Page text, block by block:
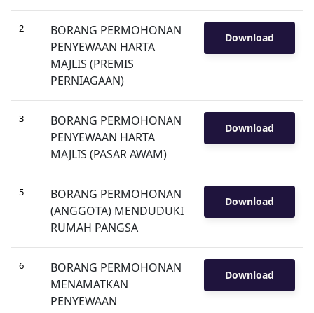
2
BORANG PERMOHONAN
PENYEWAAN HARTA
MAJLIS (PREMIS
PERNIAGAAN)
Download
3
BORANG PERMOHONAN
PENYEWAAN HARTA
MAJLIS (PASAR AWAM)
Download
5
BORANG PERMOHONAN
(ANGGOTA) MENDUDUKI
RUMAH PANGSA
Download
6
BORANG PERMOHONAN
MENAMATKAN
PENYEWAAN
Download